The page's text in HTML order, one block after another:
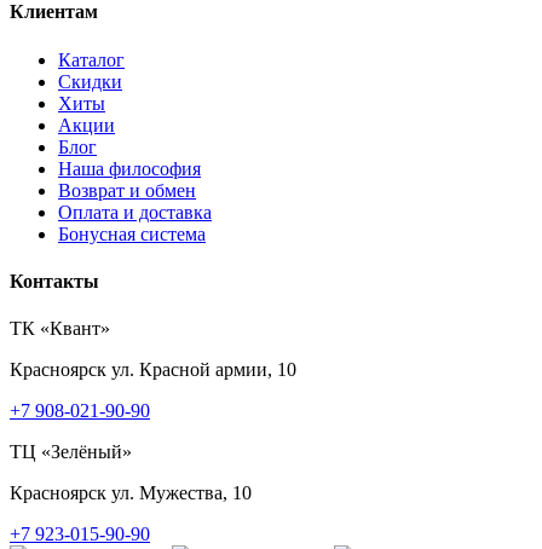
Клиентам
Каталог
Скидки
Хиты
Акции
Блог
Наша философия
Возврат и обмен
Оплата и доставка
Бонусная система
Контакты
ТК «Квант»
Красноярск ул. Красной армии, 10
+7 908-021-90-90
ТЦ «Зелёный»
Красноярск ул. Мужества, 10
+7 923-015-90-90